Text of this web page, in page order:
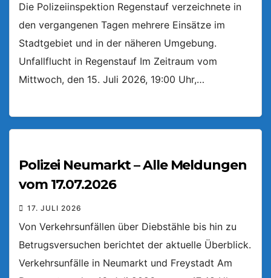
Die Polizeiinspektion Regenstauf verzeichnete in
den vergangenen Tagen mehrere Einsätze im
Stadtgebiet und in der näheren Umgebung.
Unfallflucht in Regenstauf Im Zeitraum vom
Mittwoch, den 15. Juli 2026, 19:00 Uhr,…
Polizei Neumarkt – Alle Meldungen
vom 17.07.2026
17. JULI 2026
Von Verkehrsunfällen über Diebstähle bis hin zu
Betrugsversuchen berichtet der aktuelle Überblick.
Verkehrsunfälle in Neumarkt und Freystadt Am